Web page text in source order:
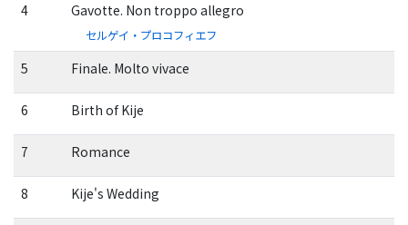
4 Gavotte. Non troppo allegro
セルゲイ・プロコフィエフ
5 Finale. Molto vivace
6 Birth of Kije
7 Romance
8 Kije's Wedding